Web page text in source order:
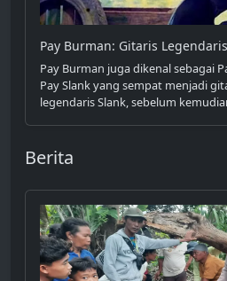
Pay Burman: Gitaris
Pay Burman juga dikenal sebagai
Pay Slank yang sempat menjadi
legendaris Slank, sebelum
Berita